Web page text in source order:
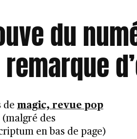
du
de magic, revue pop
des
en bas de page)